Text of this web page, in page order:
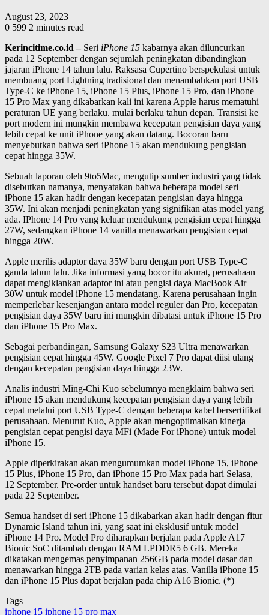
August 23, 2023
0 599 2 minutes read
Kerincitime.co.id – Seri iPhone 15 kabarnya akan diluncurkan
pada 12 September dengan sejumlah peningkatan dibandingkan
jajaran iPhone 14 tahun lalu. Raksasa Cupertino berspekulasi untuk
membuang port Lightning tradisional dan menambahkan port USB
Type-C ke iPhone 15, iPhone 15 Plus, iPhone 15 Pro, dan iPhone
15 Pro Max yang dikabarkan kali ini karena Apple harus mematuhi
peraturan UE yang berlaku. mulai berlaku tahun depan. Transisi ke
port modern ini mungkin membawa kecepatan pengisian daya yang
lebih cepat ke unit iPhone yang akan datang. Bocoran baru
menyebutkan bahwa seri iPhone 15 akan mendukung pengisian
cepat hingga 35W.
Sebuah laporan oleh 9to5Mac, mengutip sumber industri yang tidak
disebutkan namanya, menyatakan bahwa beberapa model seri
iPhone 15 akan hadir dengan kecepatan pengisian daya hingga
35W. Ini akan menjadi peningkatan yang signifikan atas model yang
ada. IPhone 14 Pro yang keluar mendukung pengisian cepat hingga
27W, sedangkan iPhone 14 vanilla menawarkan pengisian cepat
hingga 20W.
Apple merilis adaptor daya 35W baru dengan port USB Type-C
ganda tahun lalu. Jika informasi yang bocor itu akurat, perusahaan
dapat mengiklankan adaptor ini atau pengisi daya MacBook Air
30W untuk model iPhone 15 mendatang. Karena perusahaan ingin
memperlebar kesenjangan antara model reguler dan Pro, kecepatan
pengisian daya 35W baru ini mungkin dibatasi untuk iPhone 15 Pro
dan iPhone 15 Pro Max.
Sebagai perbandingan, Samsung Galaxy S23 Ultra menawarkan
pengisian cepat hingga 45W. Google Pixel 7 Pro dapat diisi ulang
dengan kecepatan pengisian daya hingga 23W.
Analis industri Ming-Chi Kuo sebelumnya mengklaim bahwa seri
iPhone 15 akan mendukung kecepatan pengisian daya yang lebih
cepat melalui port USB Type-C dengan beberapa kabel bersertifikat
perusahaan. Menurut Kuo, Apple akan mengoptimalkan kinerja
pengisian cepat pengisi daya MFi (Made For iPhone) untuk model
iPhone 15.
Apple diperkirakan akan mengumumkan model iPhone 15, iPhone
15 Plus, iPhone 15 Pro, dan iPhone 15 Pro Max pada hari Selasa,
12 September. Pre-order untuk handset baru tersebut dapat dimulai
pada 22 September.
Semua handset di seri iPhone 15 dikabarkan akan hadir dengan fitur
Dynamic Island tahun ini, yang saat ini eksklusif untuk model
iPhone 14 Pro. Model Pro diharapkan berjalan pada Apple A17
Bionic SoC ditambah dengan RAM LPDDR5 6 GB. Mereka
dikatakan mengemas penyimpanan 256GB pada model dasar dan
menawarkan hingga 2TB pada varian kelas atas. Vanilla iPhone 15
dan iPhone 15 Plus dapat berjalan pada chip A16 Bionic. (*)
Tags
iphone 15 iphone 15 pro max